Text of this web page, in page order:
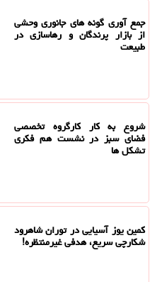
جمع آوری گونه های جانوری وحشی
از بازار پرندگان و رهاسازی در
طبیعت
شروع به کار کارگروه تخصصی
فضای سبز در نشست هم فکری
تشکل ها
کمین یوز آسیایی در توران شاهرود
شکارچی سریع، هدفی غیرمنتظره!